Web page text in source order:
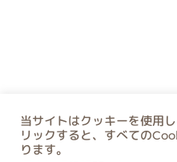
当サイトはクッキーを使用
リックすると、すべての
ります。